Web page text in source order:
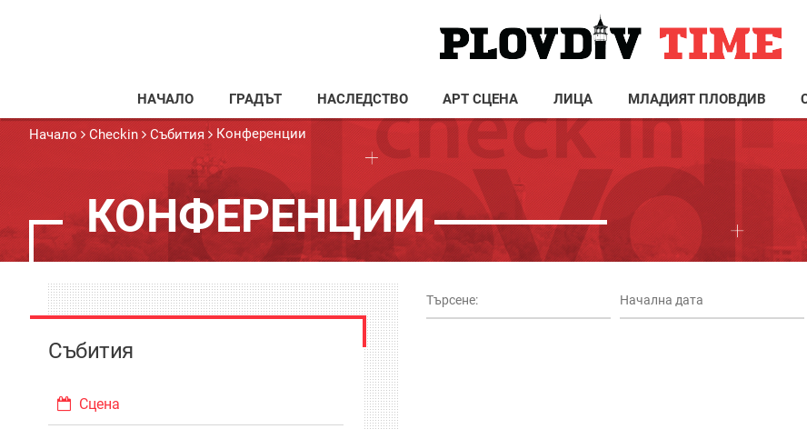
НАЧАЛО ГРАДЪТ НАСЛЕДСТВО АРТ СЦЕНА ЛИЦА МЛАДИЯТ ПЛОВДИВ
Начало Checkin Събития Конференции
КОНФЕРЕНЦИИ
Събития
Сцена